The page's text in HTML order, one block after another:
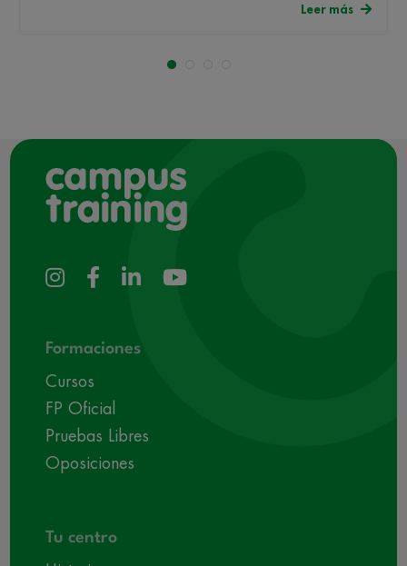
Leer más
Formaciones
Cursos
FP Oficial
Pruebas Libres
Oposiciones
Tu centro